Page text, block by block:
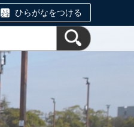
ひらがなをつける